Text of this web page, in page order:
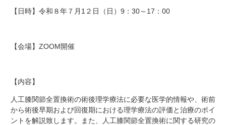
【日時】令和８年７月1２日（日）9：30～17：00
【会場】ZOOM開催
【内容】
人工膝関節全置換術の術後理学療法に必要な医学的情報や、術前
から術後早期および回復期における理学療法の評価と治療のポイ
ントを解説致します。また、人工膝関節全置換術に関する研究の